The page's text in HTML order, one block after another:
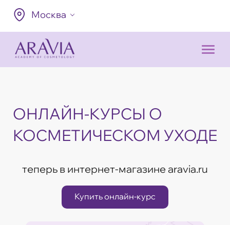
Москва
ОНЛАЙН-КУРСЫ О
КОСМЕТИЧЕСКОМ УХОДЕ
теперь в интернет-магазине aravia.ru
Купить онлайн-курс